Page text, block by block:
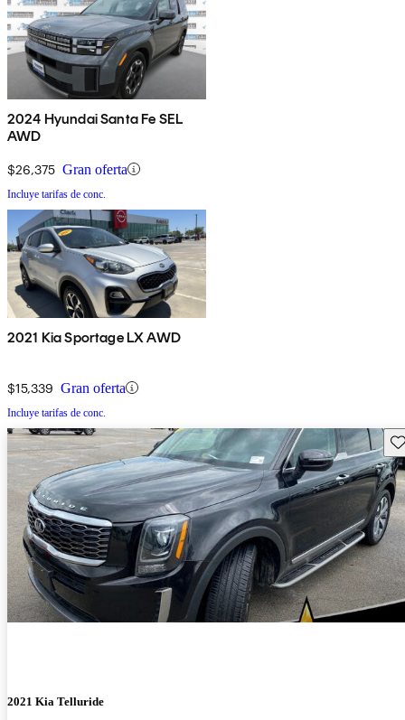
2024 Hyundai Santa Fe SEL
AWD
$26,375 Gran oferta
Incluye tarifas de conc.
2021 Kia Sportage LX AWD
$15,339 Gran oferta
Incluye tarifas de conc.
2021 Kia Telluride